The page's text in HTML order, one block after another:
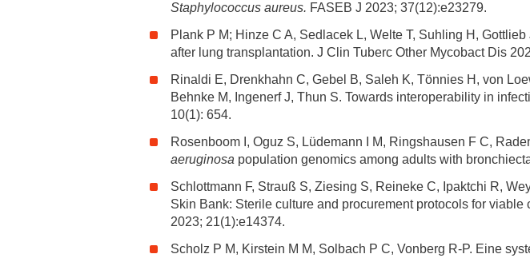
Staphylococcus aureus. FASEB J 2023; 37(12):e23279.
Plank P M; Hinze C A, Sedlacek L, Welte T, Suhling H,
after lung transplantation. J Clin Tuberc Other Mycobact Dis
Rinaldi E, Drenkhahn C, Gebel B, Saleh K, Tönnies H, von
Behnke M, Ingenerf J, Thun S. Towards interoperability in
10(1): 654.
Rosenboom I, Oguz S, Lüdemann I M, Ringshausen F C,
aeruginosa population genomics among adults with
Schlottmann F, Strauß S, Ziesing S, Reineke C, Ipaktchi R,
Skin Bank: Sterile culture and procurement protocols for
2023; 21(1):e14374.
Scholz P M, Kirstein M M, Solbach P C, Vonberg R-P. Eine